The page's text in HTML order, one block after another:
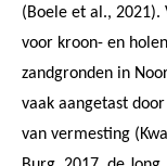
(Boele et al., 2021).
voor kroon- en
zandgronden in
vaak aangetast
van vermesting